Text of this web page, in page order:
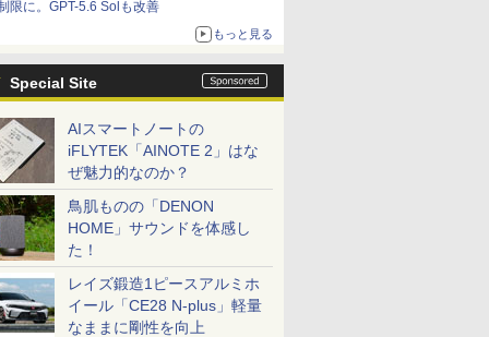
限に。GPT-5.6 Solも改善
もっと見る
Special Site
AIスマートノートの
iFLYTEK「AINOTE 2」はな
ぜ魅力的なのか？
鳥肌ものの「DENON
HOME」サウンドを体感し
た！
レイズ鍛造1ピースアルミホ
イール「CE28 N-plus」軽量
なままに剛性を向上